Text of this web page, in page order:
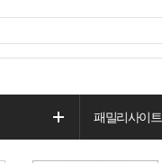
패밀리사이트